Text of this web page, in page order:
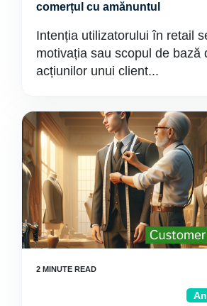
comerțul cu amănuntul
Intenția utilizatorului în retail
motivația sau scopul de bază
acțiunilor unui client...